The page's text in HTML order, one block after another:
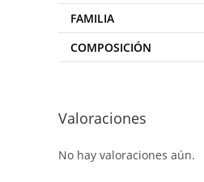
FAMILIA
COMPOSICIÓN
Valoraciones
No hay valoraciones aún.